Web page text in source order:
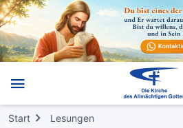
Start Lesungen